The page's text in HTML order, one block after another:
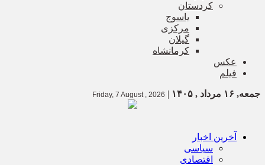
کردستان
یاسوج
مرکزی
گیلان
کرمانشاه
عکس
فیلم
جمعه, ۱۶ مرداد , ۱۴۰۵ |
Friday, 7 August , 2026
آخرین اخبار
سیاسی
اقتصادی